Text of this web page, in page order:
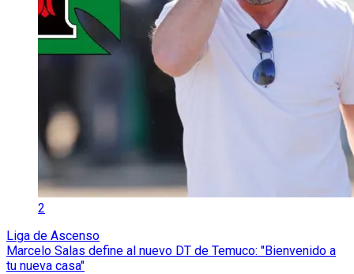
2
Liga de Ascenso
Marcelo Salas define al nuevo DT de Temuco: "Bienvenido a
tu nueva casa"